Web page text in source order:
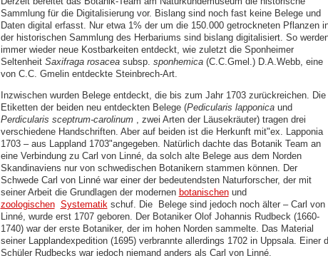
Sammlung für die Digitalisierung vor. Bislang sind noch fast keine Belege und
Daten digital erfasst. Nur etwa 1% der um die 150.000 getrockneten Pflanzen
der historischen Sammlung des Herbariums sind bislang digitalisiert. So
immer wieder neue Kostbarkeiten entdeckt, wie zuletzt die Sponheimer
Seltenheit Saxifraga rosaceasubsp. sponhemica(C.C.Gmel.) D.A.Webb, eine
von C.C. Gmelin entdeckte Steinbrech-Art.
Inzwischen wurden Belege entdeckt, die bis zum Jahr 1703 zurückreichen. Die
Etiketten der beiden neu entdeckten Belege (Pedicularis lapponicaund
Perdicularis sceptrum-carolinum, zwei Arten der Läusekräuter) tragen drei
verschiedene Handschriften. Aber auf beiden ist die Herkunft mit"ex. Lapponia
1703 – aus Lappland 1703"angegeben. Natürlich dachte das Botanik Team an
eine Verbindung zu Carl von Linné, da solch alte Belege aus dem Norden
Skandinaviens nur von schwedischen Botanikern stammen können. Der
Schwede Carl von Linné war einer der bedeutendsten Naturforscher, der mit
seiner Arbeit die Grundlagen der modernen botanischenund
zoologischen Systematikschuf. Die Belege sind jedoch noch älter – Carl von
Linné, wurde erst 1707 geboren. Der Botaniker Olof Johannis Rudbeck (1660-
1740) war der erste Botaniker, der im hohen Norden sammelte. Das Material
seiner Lapplandexpedition (1695) verbrannte allerdings 1702 in Uppsala. Einer
Schüler Rudbecks war jedoch niemand anders als Carl von Linné.